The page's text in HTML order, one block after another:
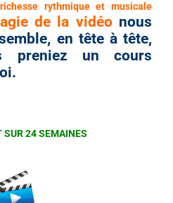
rythmique et musicale
de la vidéonous
en tête à tête,
preniez un cours
SUR 24 SEMAINES